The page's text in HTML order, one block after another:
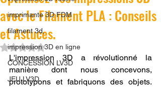
imprimante 3D FDM
filament 3d,
impression 3D en ligne
CONCESSION LV3D
JEU LV3D
avec le Filament PLA : Conseils
et Astuces.
Noté NaN étoiles sur 5.
L'impression 3D a révolutionné la
manière dont nous concevons,
prototypons et fabriquons des objets.